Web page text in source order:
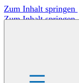
Zum Inhalt springen
Zum Inhalt springen
Zentrale
und
für